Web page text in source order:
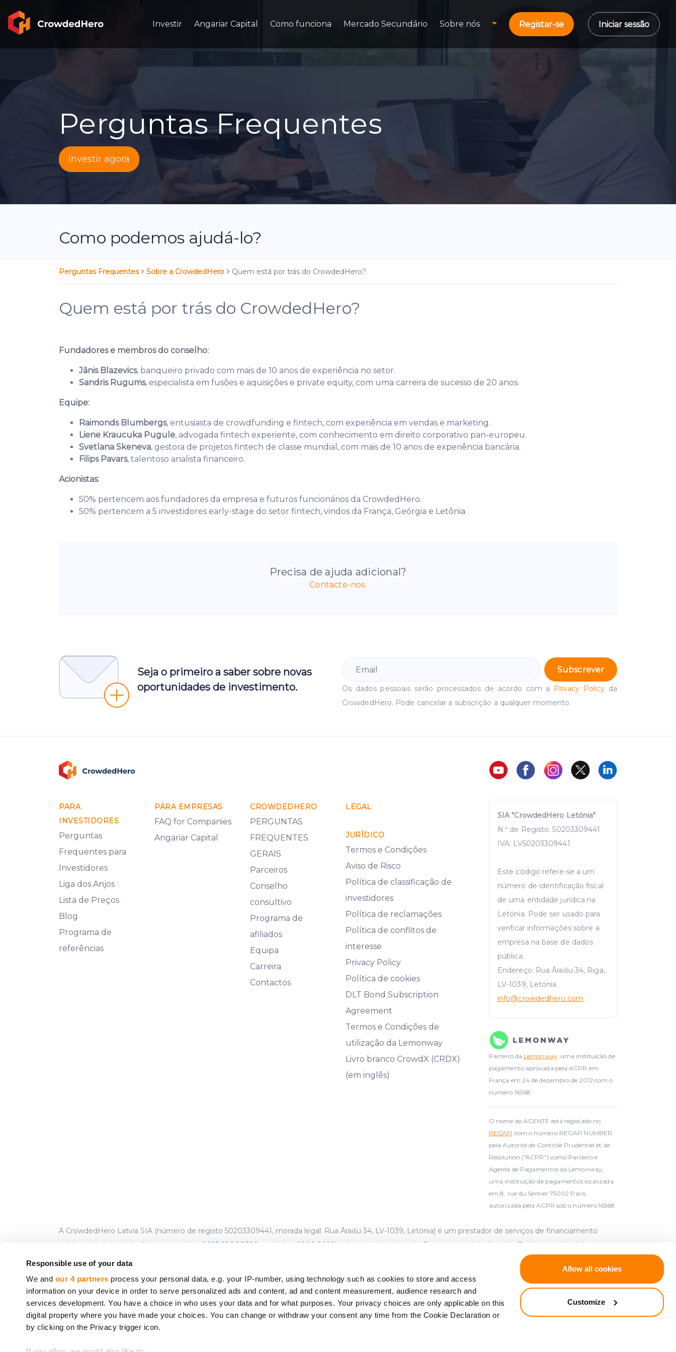
Responsible use of your data
We and our 4 partners process your personal data, e.g. your IP-number, using technology such as cookies to store and access
information on your device in order to serve personalized ads and content, ad and content measurement, audience research and
services development. You have a choice in who uses your data and for what purposes. Your privacy choices are only applicable on this
digital property where you have made your choices. You can change or withdraw your consent any time from the Cookie Declaration or
by clicking on the Privacy trigger icon.
Allow all cookies
Customize
Investir Angariar Capital Como funciona Mercado Secundário Sobre nós Registar-se Iniciar sessão
Perguntas Frequentes
Investir agora
Como podemos ajudá-lo?
Perguntas Frequentes Sobre a CrowdedHero Quem está por trás do CrowdedHero?
Quem está por trás do CrowdedHero?
Fundadores e membros do conselho:
Jānis Blazevics, banqueiro privado com mais de 10 anos de experiência no setor.
Sandris Rugums, especialista em fusões e aquisições e private equity, com uma carreira de sucesso de 20 anos.
Equipe:
Raimonds Blumbergs, entusiasta de crowdfunding e fintech, com experiência em vendas e marketing.
Liene Kraucuka Pugule, advogada fintech experiente, com conhecimento em direito corporativo pan-europeu.
Svetlana Skeneva, gestora de projetos fintech de classe mundial, com mais de 10 anos de experiência bancária.
Filips Pavars, talentoso analista financeiro.
Acionistas:
50% pertencem aos fundadores da empresa e futuros funcionários da CrowdedHero.
50% pertencem a 5 investidores early-stage do setor fintech, vindos da França, Geórgia e Letônia.
Precisa de ajuda adicional?
Contacte-nos.
Seja o primeiro a saber sobre novas
oportunidades de investimento.
Subscrever
Os dados pessoais serão processados de acordo com a Privacy Policy da
CrowdedHero. Pode cancelar a subscrição a qualquer momento.
PARA
INVESTIDORES
Perguntas
Frequentes para
Investidores
Liga dos Anjos
Lista de Preços
Blog
Programa de
referências
PARA EMPRESAS
FAQ for Companies
Angariar Capital
CROWDEDHERO
PERGUNTAS
FREQUENTES
GERAIS
Parceiros
Conselho
consultivo
Programa de
afiliados
Equipa
Carreira
Contactos
LEGAL
JURÍDICO
Termos e Condições
Aviso de Risco
Política de classificação de
investidores
Política de reclamações
Política de conflitos de
interesse
Privacy Policy
Política de cookies
DLT Bond Subscription
Agreement
Termos e Condições de
utilização da Lemonway
Livro branco CrowdX (CRDX)
(em inglês)
SIA "CrowdedHero Letónia"
N.º de Registo. 50203309441
IVA: LV50203309441
Este código refere-se a um
número de identificação fiscal
de uma entidade jurídica na
Letónia. Pode ser usado para
verificar informações sobre a
empresa na base de dados
pública.
Endereço: Rua Āraišu 34, Riga,
LV-1039, Letónia
info@crowdedhero.com
Parceiro da Lemonway, uma instituição de
pagamento aprovada pela ACPR em
França em 24 de dezembro de 2012 com o
número 16568.
O nome do AGENTE está registado no
REGAFI com o número REGAFI NUMBER
pela Autorité de Contrôle Prudentiel et de
Résolution ("ACPR") como Parceiro e
Agente de Pagamentos da Lemonway,
uma instituição de pagamentos localizada
em 8, rue du Sentier 75002 Paris,
autorizada pela ACPR sob o número 16568.
A CrowdedHero Latvia SIA (número de registo 50203309441, morada legal: Rua Āraišu 34, LV-1039, Letónia) é um prestador de serviços de financiamento
colaborativo licenciado (License number 06.15.01.806/120 , emitido a 16.08.2022) e é supervisionado pelo Banco da Letónia (Latvijas Banka, www.bank.lv
endereço: R
Os serviços prestados pela CrowdedHero não estão abrangidos pelos esquemas de garantia de depósito estabelecidos em conformidade com a Diretiva
2014/49/UE do Parlamento Europeu e do Conselho*. O seu investimento também não está coberto pelos esquemas de compensação de investidores
estabelecidos em conformidade com a Diretiva 97/9/CE do Parlamento Europeu e do Conselho**.
* Diretiva 2014/49/UE do Parlamento Europeu e do Conselho, de 16 de abril de 2014, relativa aos sistemas de garantia de depósitos (JO L 173, 12.6.2014, p. 149).